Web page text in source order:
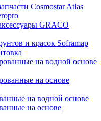
Cosmostar Atlas
GRACO
и красок Soframap
на водной основе
на основе
на водной основе
на основе